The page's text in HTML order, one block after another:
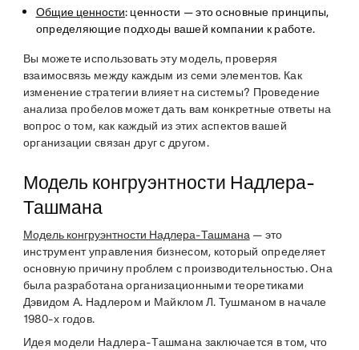
Общие ценности: ценности — это основные принципы,
определяющие подходы вашей компании к работе.
Вы можете использовать эту модель, проверяя
взаимосвязь между каждым из семи элементов. Как
изменение стратегии влияет на системы? Проведение
анализа пробелов может дать вам конкретные ответы на
вопрос о том, как каждый из этих аспектов вашей
организации связан друг с другом.
Модель конгруэнтности Надлера-
Ташмана
Модель конгруэнтности Надлера-Ташмана— это
инструмент управления бизнесом, который определяет
основную причину проблем с производительностью. Она
была разработана организационными теоретиками
Дэвидом А. Надлером и Майклом Л. Тушманом в начале
1980-х годов.
Идея модели Надлера-Ташмана заключается в том, что